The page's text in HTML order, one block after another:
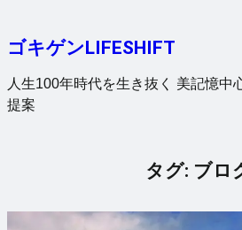
を
ス
キ
ゴキゲンLIFESHIFT
人生100年時代を生き抜く 美記憶中
提案
タグ: ブロ